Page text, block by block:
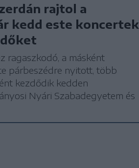
rajtol a
kedd este koncertek
ragaszkodó, a másként
párbeszédre nyitott, több
kezdődik kedden
Nyári Szabadegyetem és